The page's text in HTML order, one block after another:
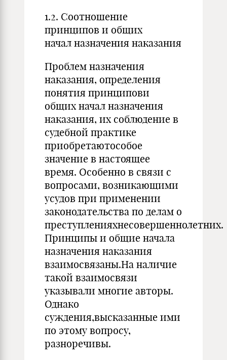
1.2. Соотношение
принципов и общих
начал назначения наказания
Проблем назначения
наказания, определения
понятия принципови
общих начал назначения
наказания, их соблюдение в
судебной практике
приобретаютособое
значение в настоящее
время. Особенно в связи с
вопросами, возникающими
усудов при применении
законодательства по делам о
преступленияхнесовершеннолетних.
Принципы и общие начала
назначения наказания
взаимосвязаны.На наличие
такой взаимосвязи
указывали многие авторы.
Однако
суждения,высказанные ими
по этому вопросу,
разноречивы.